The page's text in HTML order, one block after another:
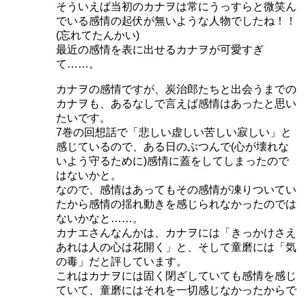
そういえば当初のカナヲは常にうっすらと微笑ん
でいる感情の起伏が無いような人物でしたね！！
(忘れてたんかい)
最近の感情を表に出せるカナヲが可愛すぎ
て……。
カナヲの感情ですが、炭治郎たちと出会うまでの
カナヲも、あるなしで言えば感情はあったと思い
たいです。
7巻の回想話で「悲しい虚しい苦しい寂しい」と
感じているので、ある日のぷつんで(心が壊れな
いよう守るために)感情に蓋をしてしまったので
はないかと。
なので、感情はあってもその感情が凍りついてい
たから感情の揺れ動きを感じられなかったのでは
ないかなと……。
カナエさんなんかは、カナヲには「きっかけさえ
あれは人の心は花開く」と、そして童磨には「気
の毒」だと評しています。
これはカナヲには固く閉ざしていても感情を感じ
ていて、童磨にはそれを一切感じなかったからで